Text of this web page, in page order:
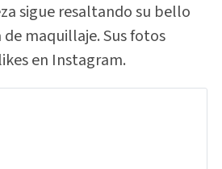
sigue resaltando su bello
maquillaje. Sus fotos
en Instagram.